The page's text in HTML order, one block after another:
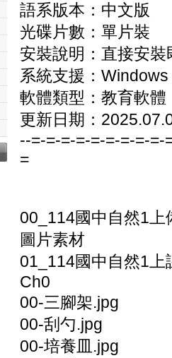
語系版本：中文版
光碟片數：單片裝
安裝說明：直接安裝
系統支援：
軟體類型：教育軟體
更新日期：
--=-=-=-=-=-=-=-=-=-
=
00_114國中自然1上
圖片素材
01_114國中自然1上
Ch0
00-三腳架.jpg
00-刮勺.jpg
00-培養皿.jpg